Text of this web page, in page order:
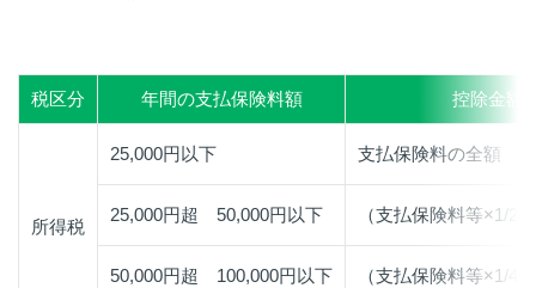
税区分 年間の支払保険料額 控除金額
所得税
25,000円以下 支払保険料の全額
25,000円超 50,000円以下 （支払保険料等×1/2
50,000円超 100,000円以下 （支払保険料等×1/4